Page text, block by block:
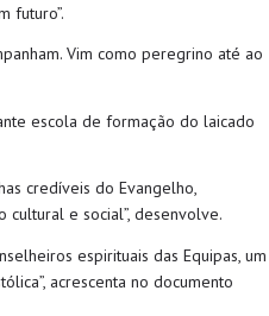
futuro”.
Vim como peregrino até ao
escola de formação do laicado
credíveis do Evangelho,
e social”, desenvolve.
espirituais das Equipas, um
acrescenta no documento